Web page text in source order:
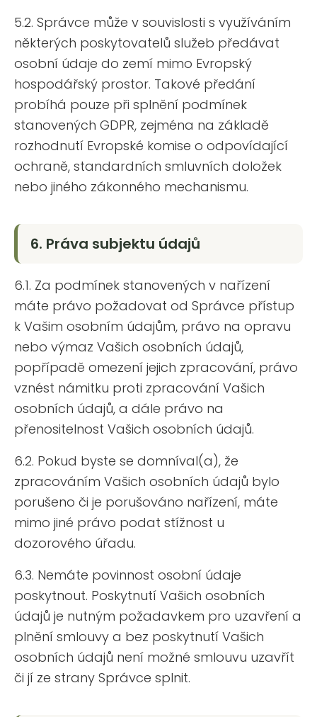
5.2. Správce může v souvislosti s využíváním
některých poskytovatelů služeb předávat
osobní údaje do zemí mimo Evropský
hospodářský prostor. Takové předání
probíhá pouze při splnění podmínek
stanovených GDPR, zejména na základě
rozhodnutí Evropské komise o odpovídající
ochraně, standardních smluvních doložek
nebo jiného zákonného mechanismu.
6. Práva subjektu údajů
6.1. Za podmínek stanovených v nařízení
máte právo požadovat od Správce přístup
k Vašim osobním údajům, právo na opravu
nebo výmaz Vašich osobních údajů,
popřípadě omezení jejich zpracování, právo
vznést námitku proti zpracování Vašich
osobních údajů, a dále právo na
přenositelnost Vašich osobních údajů.
6.2. Pokud byste se domníval(a), že
zpracováním Vašich osobních údajů bylo
porušeno či je porušováno nařízení, máte
mimo jiné právo podat stížnost u
dozorového úřadu.
6.3. Nemáte povinnost osobní údaje
poskytnout. Poskytnutí Vašich osobních
údajů je nutným požadavkem pro uzavření a
plnění smlouvy a bez poskytnutí Vašich
osobních údajů není možné smlouvu uzavřít
či jí ze strany Správce splnit.